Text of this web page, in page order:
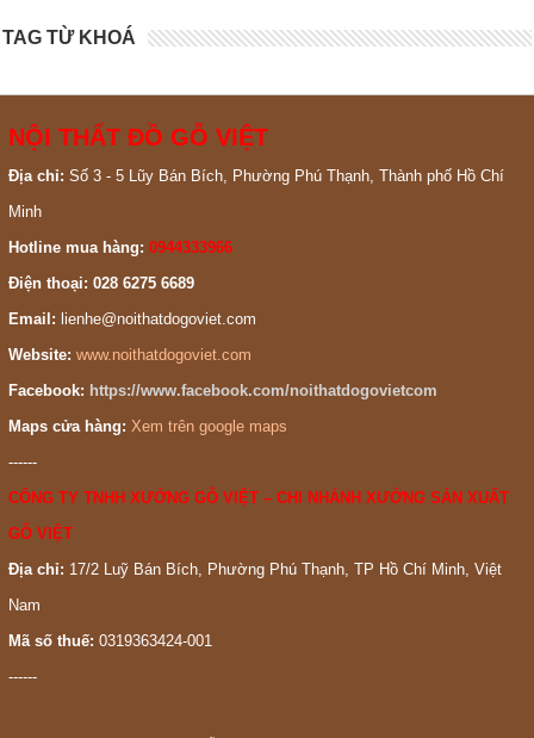
TAG TỪ KHOÁ
NỘI THẤT ĐỒ GỖ VIỆT
Địa chỉ: Số 3 - 5 Lũy Bán Bích, Phường Phú Thạnh, Thành phố Hồ Chí
Minh
Hotline mua hàng: 0944333966
Điện thoại: 028 6275 6689
Email: lienhe@noithatdogoviet.com
Website: www.noithatdogoviet.com
Facebook: https://www.facebook.com/noithatdogovietcom
Maps cửa hàng: Xem trên google maps
------
CÔNG TY TNHH XƯỞNG GỖ VIỆT – CHI NHÁNH XƯỞNG SẢN XUẤT
GỖ VIỆT
Địa chỉ: 17/2 Luỹ Bán Bích, Phường Phú Thạnh, TP Hồ Chí Minh, Việt
Nam
Mã số thuế: 0319363424-001
------